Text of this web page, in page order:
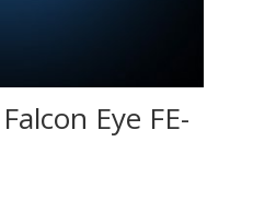
Eye FE-